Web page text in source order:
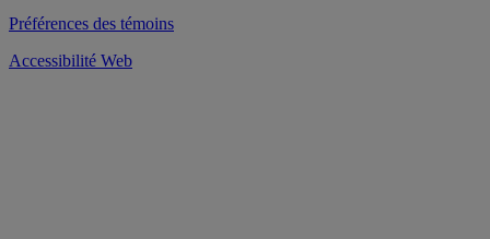
Préférences des témoins
Accessibilité Web